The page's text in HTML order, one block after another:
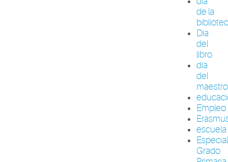
de la
Día
del
libro
día
del
maestro
Empleo
escuela
Grado